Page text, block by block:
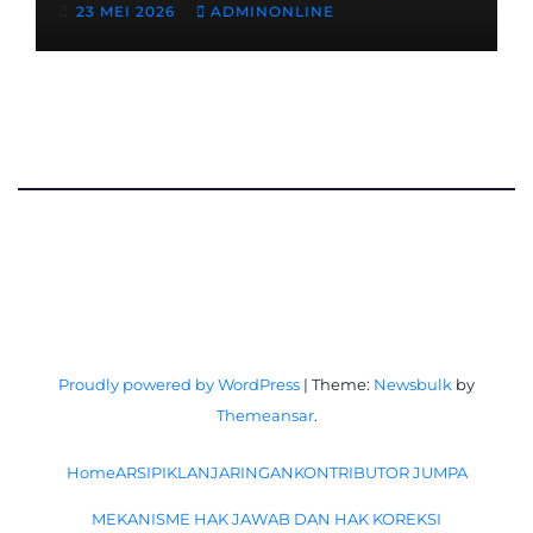
Terpasung di Selasar Kampus
23 MEI 2026 ADMINONLINE
Proudly powered by WordPress | Theme: Newsbulk by
Themeansar.
HomeARSIPIKLANJARINGANKONTRIBUTOR JUMPA
MEKANISME HAK JAWAB DAN HAK KOREKSI